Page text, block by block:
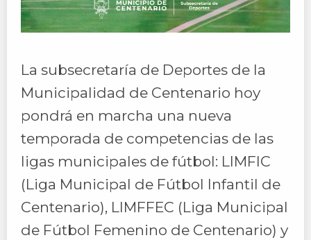
La subsecretaría de Deportes de la
Municipalidad de Centenario hoy
pondrá en marcha una nueva
temporada de competencias de las
ligas municipales de fútbol: LIMFIC
(Liga Municipal de Fútbol Infantil de
Centenario), LIMFFEC (Liga Municipal
de Fútbol Femenino de Centenario) y